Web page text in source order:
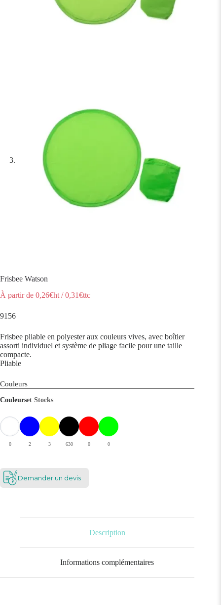
Frisbee Watson
À partir de 0,26€ht /0,31€ttc
9156
Frisbee pliable en polyester aux couleurs vives, avec boîtier
assorti individuel et système de pliage facile pour une taille
compacte.
Pliable
Couleurs
Couleurset Stocks
0 2 3 630 0 0
Demander un devis
Description
Informations complémentaires